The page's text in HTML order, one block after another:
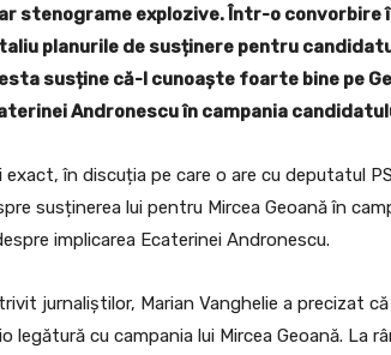
stenograme explozive. Într-o
planurile de susținere pentru
susține că-l cunoaște foarte bine pe
Andronescu în campania
exact, în discuția pe care o are cu deputatul
susținerea lui pentru Mircea Geoană în
implicarea Ecaterinei Andronescu.
jurnaliștilor, Marian Vanghelie a precizat
legătură cu campania lui Mircea Geoană. La